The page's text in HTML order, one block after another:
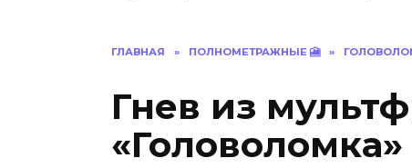
ГЛАВНАЯ » ПОЛНОМЕТРАЖНЫЕ 🎦 »
Гнев из